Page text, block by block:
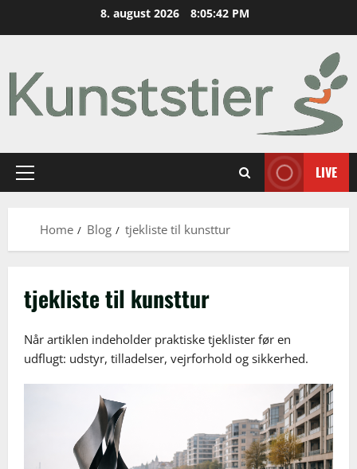
8. august 2026 8:05:43 PM
Primary
LIVE
Home Blog tjekliste til kunsttur
tjekliste til kunsttur
Når artiklen indeholder praktiske tjeklister før en
udflugt: udstyr, tilladelser, vejrforhold og sikkerhed.